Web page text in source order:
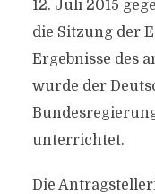
12. Juli 2015
die Sitzung der
Ergebnisse des
wurde der
unterrichtet.
Die